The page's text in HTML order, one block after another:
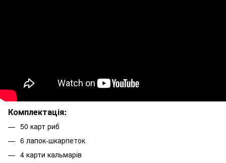
Комплектація:
50 карт риб
6 лапок-шкарпеток
4 карти кальмарів